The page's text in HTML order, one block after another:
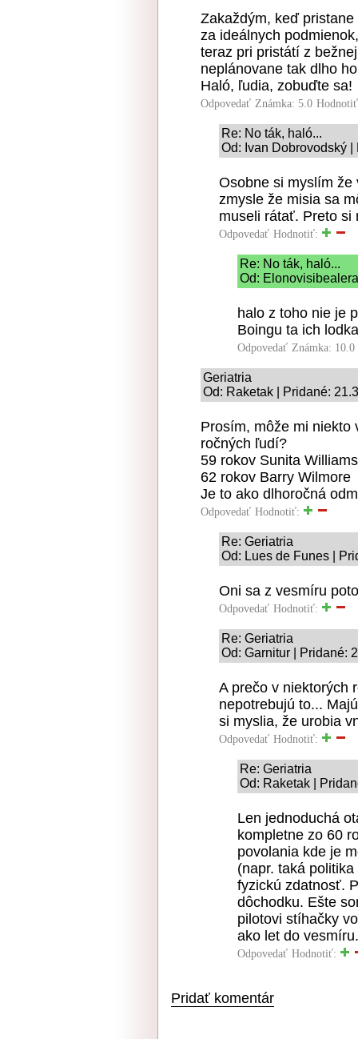
Zakaždým, keď
za ideálnych
teraz pri pristátí z
neplánovane tak dlho
Haló, ľudia, zobuďte sa!
Odpovedať Známka: 5.0
Re: No ták, haló...
Od: Ivan Dobrovodský
Osobne si myslím že
zmysle že misia sa
museli rátať. Preto si
Odpovedať Hodnotiť:
Re: No ták, haló...
Od:
halo z toho nie je
Boingu ta ich
Odpovedať Známka: 10.0
Geriatria
Od: Raketak | Pridané:
Prosím, môže mi niekto
ročných ľudí?
59 rokov Sunita
62 rokov Barry Wilmore
Je to ako dlhoročná
Odpovedať Hodnotiť:
Re: Geriatria
Od: Lues de Funes |
Oni sa z vesmíru
Odpovedať Hodnotiť:
Re: Geriatria
Od: Garnitur | Pridané:
A prečo v niektorých
nepotrebujú to...
si myslia, že urobia
Odpovedať Hodnotiť:
Re: Geriatria
Od: Raketak |
Len jednoduchá
kompletne zo 60
povolania kde je
(napr. taká
fyzickú zdatnosť.
dôchodku. Ešte
pilotovi stíhačky
ako let do vesmíru.
Odpovedať Hodnotiť:
Pridať komentár